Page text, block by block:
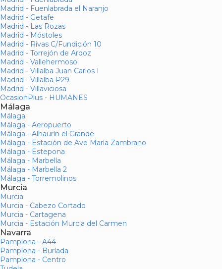
Madrid - Fuenlabrada el Naranjo
Madrid - Getafe
Madrid - Las Rozas
Madrid - Móstoles
Madrid - Rivas C/Fundición 10
Madrid - Torrejón de Ardoz
Madrid - Vallehermoso
Madrid - Villalba Juan Carlos I
Madrid - Villalba P29
Madrid - Villaviciosa
OcasionPlus - HUMANES
Málaga
Málaga
Málaga - Aeropuerto
Málaga - Alhaurín el Grande
Málaga - Estación de Ave María Zambrano
Málaga - Estepona
Málaga - Marbella
Málaga - Marbella 2
Málaga - Torremolinos
Murcia
Murcia
Murcia - Cabezo Cortado
Murcia - Cartagena
Murcia - Estación Murcia del Carmen
Navarra
Pamplona - A44
Pamplona - Burlada
Pamplona - Centro